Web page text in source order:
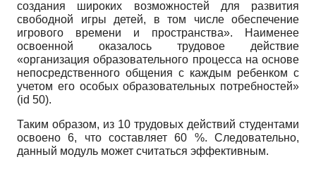
создания широких возможностей для развития
свободной игры детей, в том числе обеспечение
игрового времени и пространства». Наименее
освоенной оказалось трудовое действие
«организация образовательного процесса на основе
непосредственного общения с каждым ребенком с
учетом его особых образовательных потребностей»
(id 50).
Таким образом, из 10 трудовых действий студентами
освоено 6, что составляет 60 %. Следовательно,
данный модуль может считаться эффективным.